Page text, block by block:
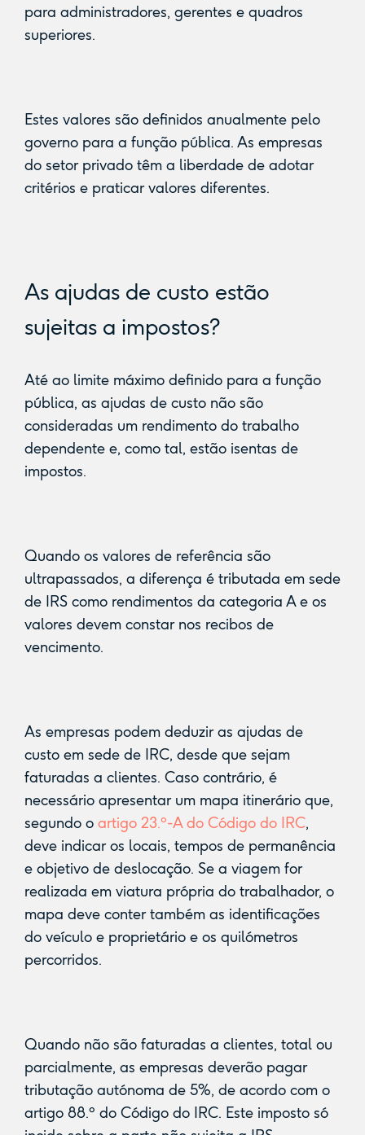
para administradores, gerentes e quadros
superiores.
Estes valores são definidos anualmente pelo
governo para a função pública. As empresas
do setor privado têm a liberdade de adotar
critérios e praticar valores diferentes.
As ajudas de custo estão
sujeitas a impostos?
Até ao limite máximo definido para a função
pública, as ajudas de custo não são
consideradas um rendimento do trabalho
dependente e, como tal, estão isentas de
impostos.
Quando os valores de referência são
ultrapassados, a diferença é tributada em sede
de IRS como rendimentos da categoria A e os
valores devem constar nos recibos de
vencimento.
As empresas podem deduzir as ajudas de
custo em sede de IRC, desde que sejam
faturadas a clientes. Caso contrário, é
necessário apresentar um mapa itinerário que,
segundo o artigo 23.º-A do Código do IRC,
deve indicar os locais, tempos de permanência
e objetivo de deslocação. Se a viagem for
realizada em viatura própria do trabalhador, o
mapa deve conter também as identificações
do veículo e proprietário e os quilómetros
percorridos.
Quando não são faturadas a clientes, total ou
parcialmente, as empresas deverão pagar
tributação autónoma de 5%, de acordo com o
artigo 88.º do Código do IRC. Este imposto só